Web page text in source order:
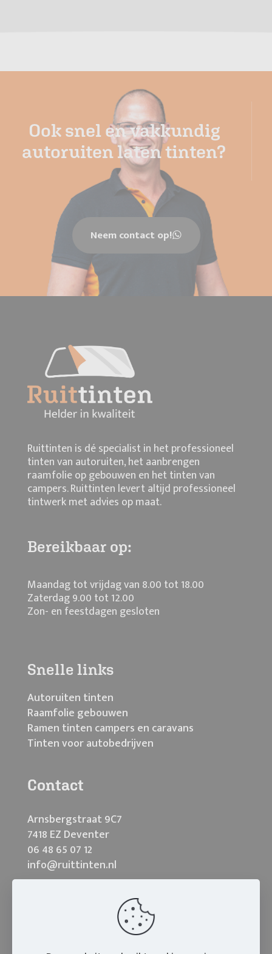
Ook snel en vakkundig
autoruiten laten tinten?
Neem contact op!
Ruittinten is dé specialist in het professioneel
tinten van autoruiten, het aanbrengen
raamfolie op gebouwen en het tinten van
campers. Ruittinten levert altijd professioneel
tintwerk met advies op maat.
Bereikbaar op:
Maandag tot vrijdag van 8.00 tot 18.00
Zaterdag 9.00 tot 12.00
Zon- en feestdagen gesloten
Snelle links
Autoruiten tinten
Raamfolie gebouwen
Ramen tinten campers en caravans
Tinten voor autobedrijven
Contact
Arnsbergstraat 9C7
7418 EZ Deventer
06 48 65 07 12
info@ruittinten.nl